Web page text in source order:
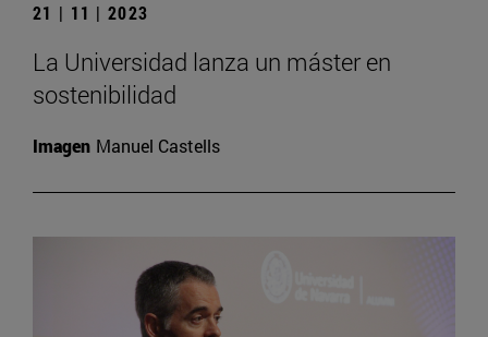
21 | 11 | 2023
La Universidad lanza un máster en
sostenibilidad
Imagen Manuel Castells